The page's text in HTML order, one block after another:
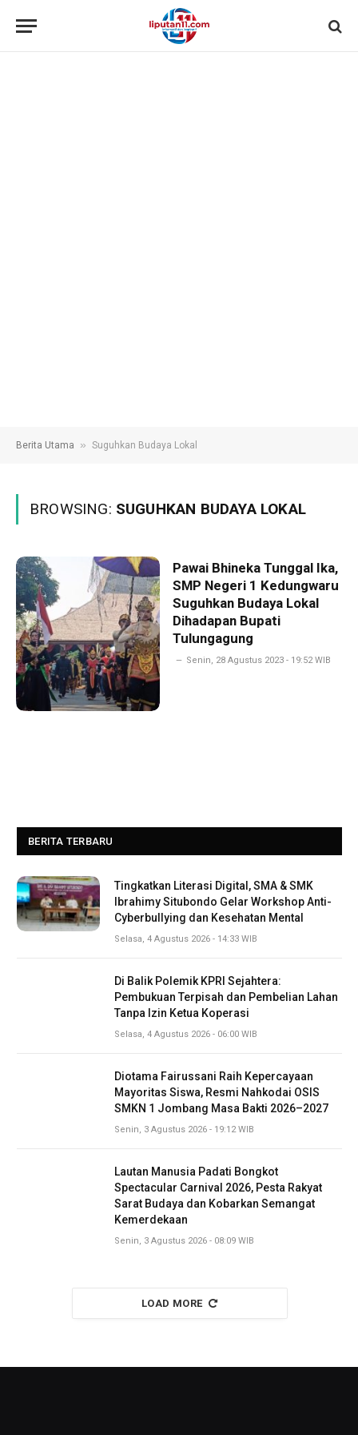
Berita Utama » Suguhkan Budaya Lokal
BROWSING: SUGUHKAN BUDAYA LOKAL
Pawai Bhineka Tunggal Ika,
SMP Negeri 1 Kedungwaru
Suguhkan Budaya Lokal
Dihadapan Bupati
Tulungagung
Senin, 28 Agustus 2023 - 19:52 WIB
BERITA TERBARU
Tingkatkan Literasi Digital, SMA & SMK
Ibrahimy Situbondo Gelar Workshop Anti-
Cyberbullying dan Kesehatan Mental
Selasa, 4 Agustus 2026 - 14:33 WIB
Di Balik Polemik KPRI Sejahtera:
Pembukuan Terpisah dan Pembelian Lahan
Tanpa Izin Ketua Koperasi
Selasa, 4 Agustus 2026 - 06:00 WIB
Diotama Fairussani Raih Kepercayaan
Mayoritas Siswa, Resmi Nahkodai OSIS
SMKN 1 Jombang Masa Bakti 2026–2027
Senin, 3 Agustus 2026 - 19:12 WIB
Lautan Manusia Padati Bongkot
Spectacular Carnival 2026, Pesta Rakyat
Sarat Budaya dan Kobarkan Semangat
Kemerdekaan
Senin, 3 Agustus 2026 - 08:09 WIB
LOAD MORE